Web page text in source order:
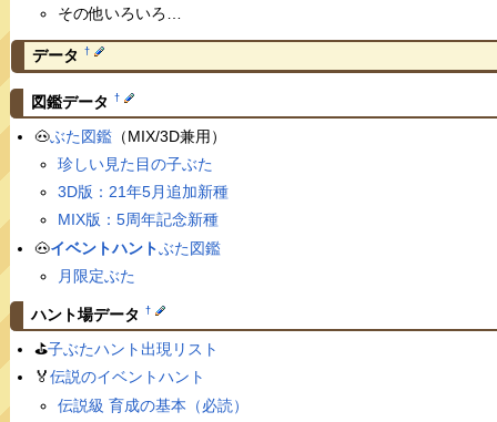
その他いろいろ…
データ †
図鑑データ †
🐽ぶた図鑑（MIX/3D兼用）
珍しい見た目の子ぶた
3D版：21年5月追加新種
MIX版：5周年記念新種
🐽イベントハントぶた図鑑
月限定ぶた
ハント場データ †
⛳️子ぶたハント出現リスト
🏅伝説のイベントハント
伝説級 育成の基本（必読）